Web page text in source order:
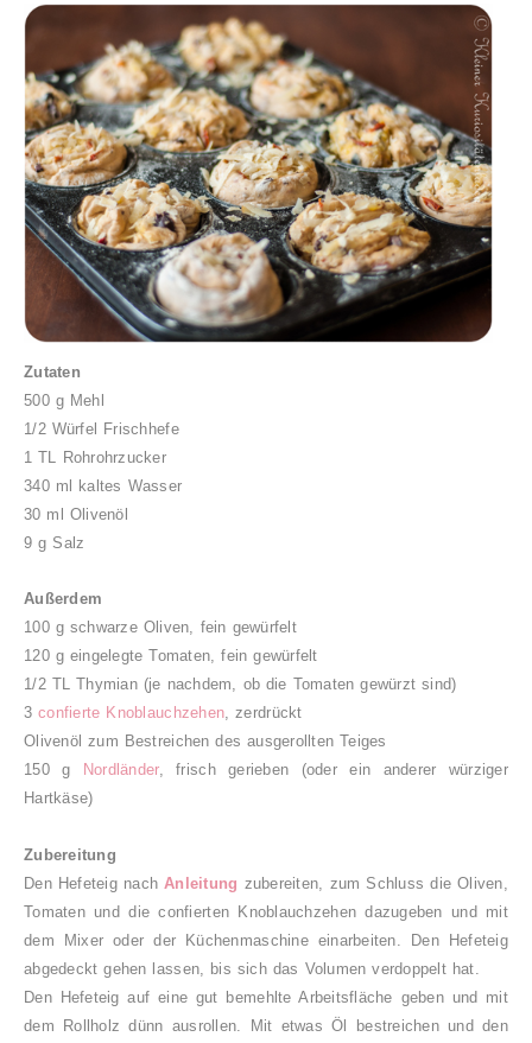
Zutaten
500 g Mehl
1/2 Würfel Frischhefe
1 TL Rohrohrzucker
340 ml kaltes Wasser
30 ml Olivenöl
9 g Salz
Außerdem
100 g schwarze Oliven, fein gewürfelt
120 g eingelegte Tomaten, fein gewürfelt
1/2 TL Thymian (je nachdem, ob die Tomaten gewürzt sind)
3confierte Knoblauchzehen , zerdrückt
Olivenöl zum Bestreichen des ausgerollten Teiges
150 g Nordländer, frisch gerieben (oder ein anderer würziger
Hartkäse)
Zubereitung
Den Hefeteig nach Anleitung zubereiten, zum Schluss die Oliven,
Tomaten und die confierten Knoblauchzehen dazugeben und mit
dem Mixer oder der Küchenmaschine einarbeiten. Den Hefeteig
abgedeckt gehen lassen, bis sich das Volumen verdoppelt hat.
Den Hefeteig auf eine gut bemehlte Arbeitsfläche geben und mit
dem Rollholz dünn ausrollen. Mit etwas Öl bestreichen und den